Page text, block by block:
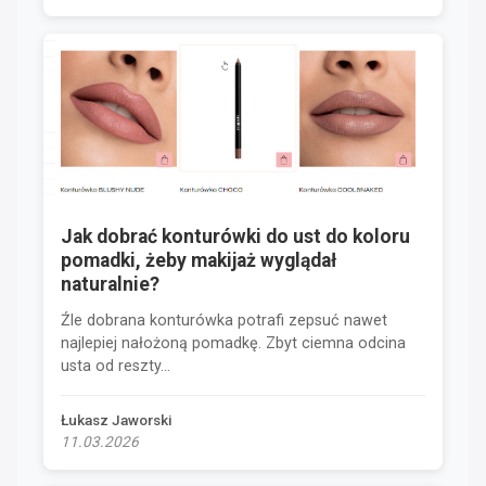
Jak dobrać konturówki do ust do koloru
pomadki, żeby makijaż wyglądał
naturalnie?
Źle dobrana konturówka potrafi zepsuć nawet
najlepiej nałożoną pomadkę. Zbyt ciemna odcina
usta od reszty...
Łukasz Jaworski
11.03.2026